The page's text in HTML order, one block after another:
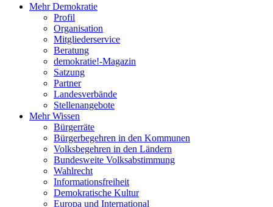
Mehr Demokratie
Profil
Organisation
Mitgliederservice
Beratung
demokratie!-Magazin
Satzung
Partner
Landesverbände
Stellenangebote
Mehr Wissen
Bürgerräte
Bürgerbegehren in den Kommunen
Volksbegehren in den Ländern
Bundesweite Volksabstimmung
Wahlrecht
Informationsfreiheit
Demokratische Kultur
Europa und International